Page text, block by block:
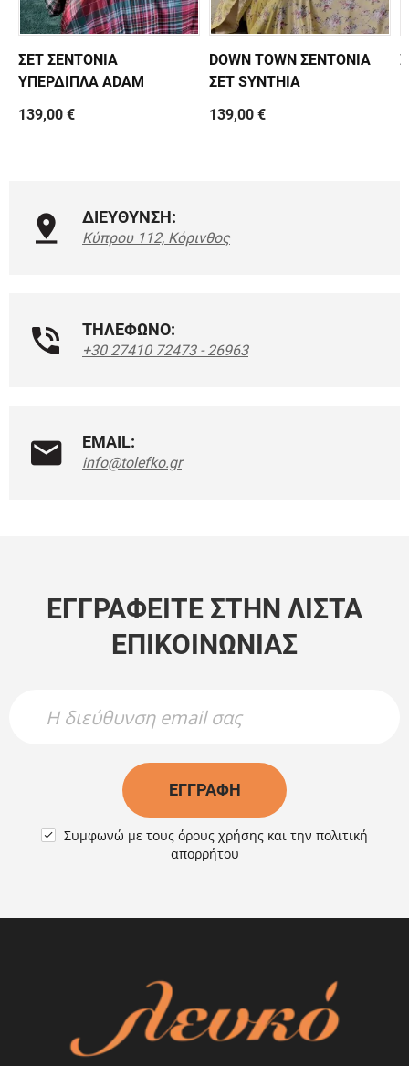
ΣΕΤ ΣΕΝΤΟΝΙΑ
ΥΠΕΡΔΙΠΛΑ ADAM
139,00 €
DOWN TOWN ΣΕΝΤΟΝΙΑ
ΣΕΤ SYNTHIA
139,00 €
ΔΙΕΥΘΥΝΣΗ:
Κύπρου 112, Κόρινθος
ΤΗΛΕΦΩΝΟ:
+30 27410 72473 - 26963
EMAIL:
info@tolefko.gr
ΕΓΓΡΑΦΕΊΤΕ ΣΤΗΝ ΛΊΣΤΑ
ΕΠΙΚΟΙΝΩΝΊΑΣ
ΕΓΓΡΑΦΉ
 Συμφωνώ με τους όρους χρήσης και την πολιτική
απορρήτου